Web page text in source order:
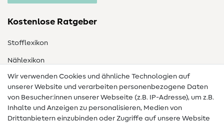
Kostenlose Ratgeber
Stofflexikon
Nählexikon
Nähanleitungen
Hilfe & Kontakt
Kontakt
Wir verwenden Cookies und ähnliche Technologien auf
unserer Website und verarbeiten personenbezogene Daten
von Besucher:innen unserer Webseite (z.B. IP-Adresse), um z.B.
Inhalte und Anzeigen zu personalisieren, Medien von
Drittanbietern einzubinden oder Zugriffe auf unsere Website